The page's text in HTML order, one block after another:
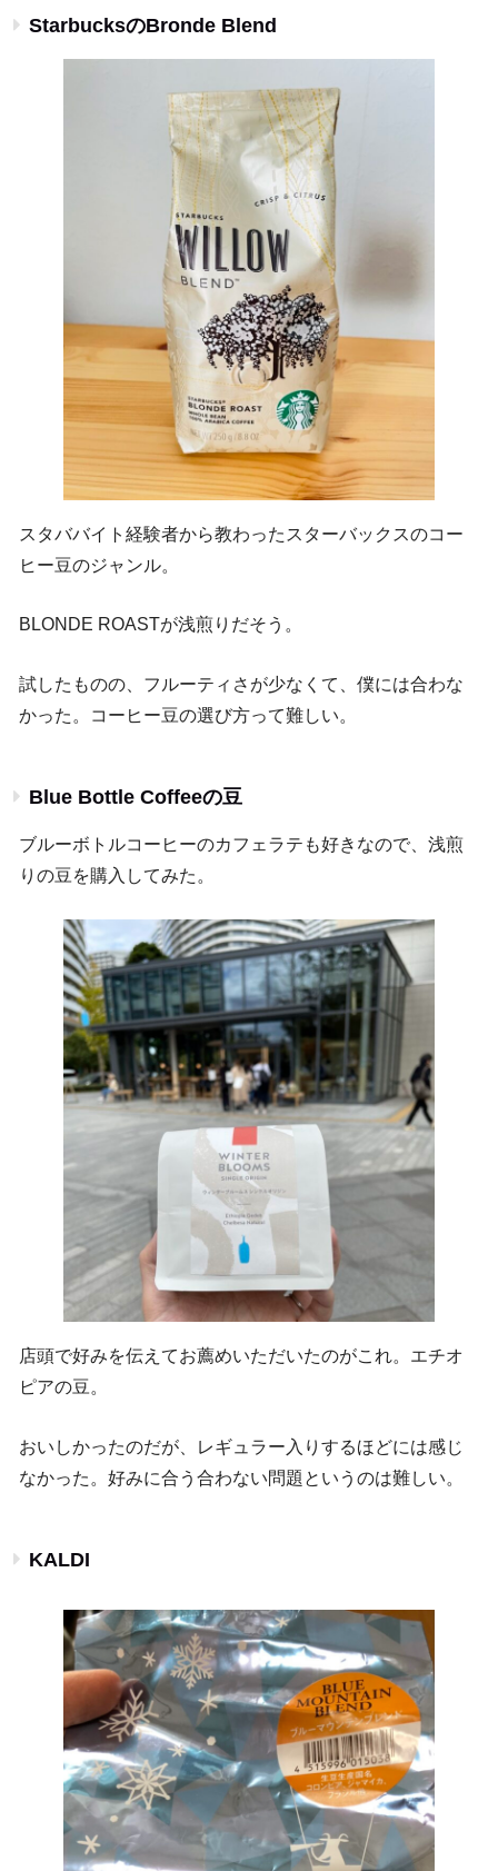
StarbucksのBronde Blend
スタババイト経験者から教わったスターバックスのコー
ヒー豆のジャンル。
BLONDE ROASTが浅煎りだそう。
試したものの、フルーティさが少なくて、僕には合わな
かった。コーヒー豆の選び方って難しい。
Blue Bottle Coffeeの豆
ブルーボトルコーヒーのカフェラテも好きなので、浅煎
りの豆を購入してみた。
店頭で好みを伝えてお薦めいただいたのがこれ。エチオ
ピアの豆。
おいしかったのだが、レギュラー入りするほどには感じ
なかった。好みに合う合わない問題というのは難しい。
KALDI